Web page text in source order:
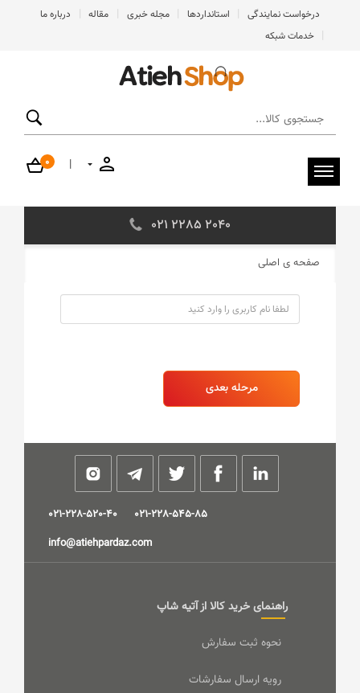
درخواست نمایندگی | استانداردها | مجله خبری | مقاله | درباره ما
| خدمات شبکه
|
0
021 2285 2040
صفحه ی اصلی
021-228-520-40
021-228-545-85
info@atiehpardaz.com
راهنمای خرید کالا از آتیه شاپ
نحوه ثبت سفارش
رویه ارسال سفارشات